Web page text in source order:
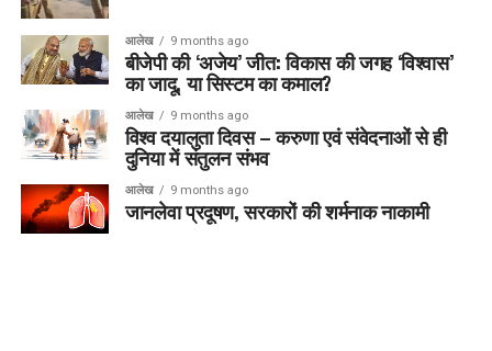
आलेख 9 months ago
बीजेपी की ‘अजेय’ जीत: विकास की जगह ‘विश्वास’
का जादू, या सिस्टम का कमाल?
आलेख 9 months ago
विश्व दयालुता दिवस – करुणा एवं संवेदनाओं से ही
दुनिया में संतुलन संभव
आलेख 9 months ago
जानलेवा प्रदूषण, सरकारों की शर्मनाक नाकामी